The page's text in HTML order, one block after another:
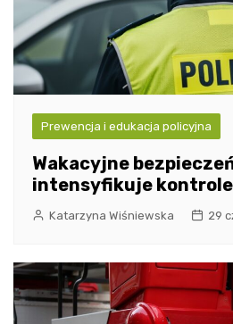
Prewencja i edukacja policyjna
Wakacyjne
intensyfikuje
Katarzyna Wiśniewska 29